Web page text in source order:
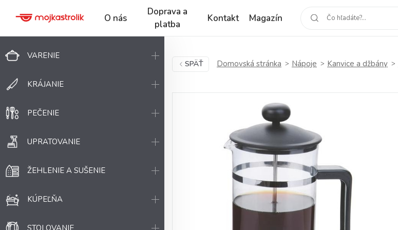
O nás
Doprava a
platba
Kontakt Magazín
VARENIE
KRÁJANIE
PEČENIE
UPRATOVANIE
ŽEHLENIE A SUŠENIE
KÚPEĽŇA
STOLOVANIE
SPÄŤ Domovská stránka Nápoje Kanvice a džbány